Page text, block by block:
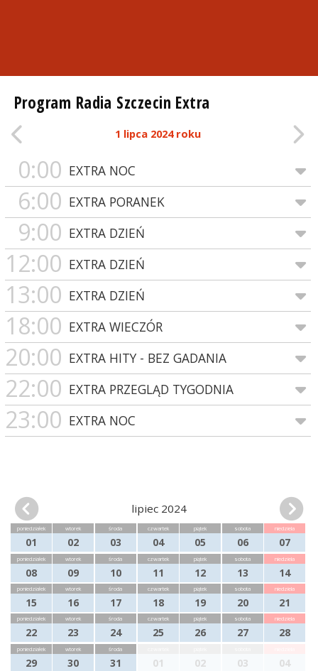
Program Radia Szczecin Extra
1 lipca 2024 roku
0:00 EXTRA NOC
6:00 EXTRA PORANEK
9:00 EXTRA DZIEŃ
12:00 EXTRA DZIEŃ
13:00 EXTRA DZIEŃ
18:00 EXTRA WIECZÓR
20:00 EXTRA HITY - BEZ GADANIA
22:00 EXTRA PRZEGLĄD TYGODNIA
23:00 EXTRA NOC
lipiec 2024
poniedziałek
01
wtorek
02
środa
03
czwartek
04
piątek
05
sobota
06
niedziela
07
poniedziałek
08
wtorek
09
środa
10
czwartek
11
piątek
12
sobota
13
niedziela
14
poniedziałek
15
wtorek
16
środa
17
czwartek
18
piątek
19
sobota
20
niedziela
21
poniedziałek
22
wtorek
23
środa
24
czwartek
25
piątek
26
sobota
27
niedziela
28
poniedziałek
29
wtorek
30
środa
31 01 02 03 04